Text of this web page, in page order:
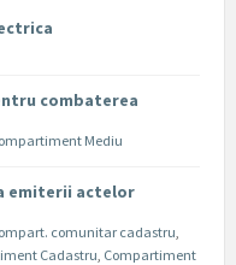
combaterea
Mediu
emiterii actelor
comunitar cadastru,
Cadastru, Compartiment